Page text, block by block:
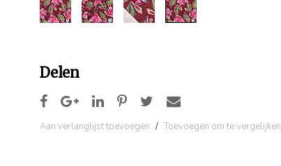
Delen
Aan verlanglijst toevoegen / Toevoegen om te vergelijken